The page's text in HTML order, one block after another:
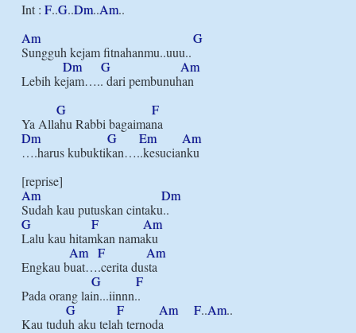
Int : F..G..Dm..Am..
Am
G
Sungguh kejam fitnahanmu..uuu..
Dm
G
Am
Lebih kejam….. dari pembunuhan
G
F
Dm
G Em
Am
….harus kubuktikan…..kesucianku
Am
Dm
G
F
Am
Lalu kau hitamkan namaku
Am F
Am
Engkau buat….cerita dusta
G
F
Pada orang lain...iinnn..
G
F Am F..Am..
Kau tuduh aku telah ternoda